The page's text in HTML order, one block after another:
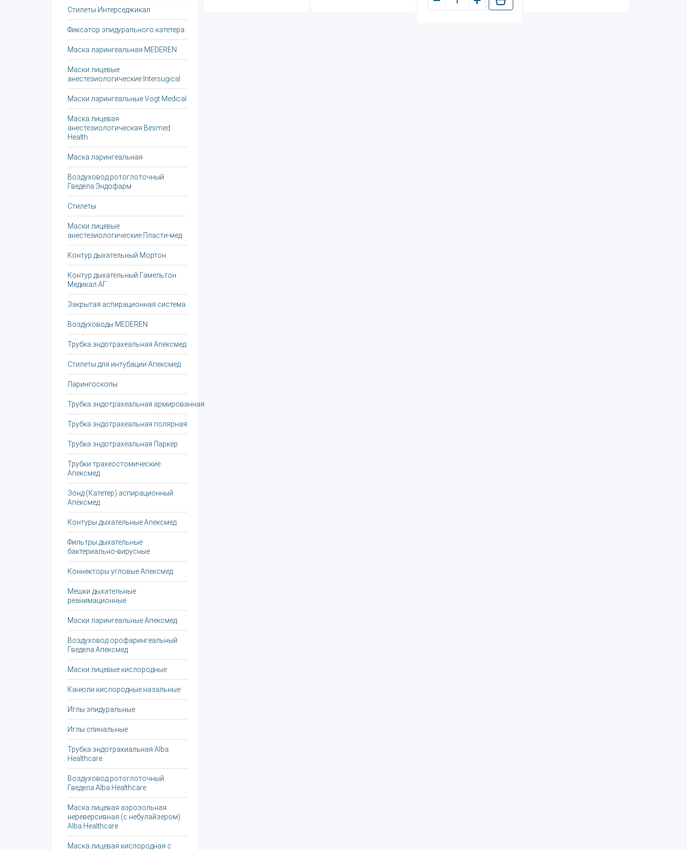
Стилеты Интерседжикал
Фиксатор эпидурального катетера
Маска ларингеальная MEDEREN
Маски лицевые
анестезиологические Intersugical
Маски ларингеальные Vogt Medical
Маска лицевая
анестезиологическая Besmed
Health
Маска ларингеальная
Воздуховод ротоглоточный
Гведела Эндофарм
Стилеты
Маски лицевые
анестезиологические Пласти-мед
Контур дыхательный Мортон
Контур дыхательный Гамельтон
Медикал АГ
Закрытая аспирационная система
Воздуховоды MEDEREN
Трубка эндотрахеальная Апексмед
Стилеты для интубации Апексмед
Ларингоскопы
Трубка эндотрахеальная армированная
Трубка эндотрахеальная полярная
Трубка эндотрахеальная Паркер
Трубки трахеостомические
Апексмед
Зонд (Катетер) аспирационный
Апексмед
Контуры дыхательные Апексмед
Фильтры дыхательные
бактериально-вирусные
Коннекторы угловые Апексмед
Мешки дыхательные
реанимационные
Маски ларингеальные Апексмед
Воздуховод орофарингеальный
Гведела Апексмед
Маски лицевые кислородные
Канюли кислородные назальные
Иглы эпидуральные
Иглы спинальные
Трубка эндотрахиальная Alba
Healthcare
Воздуховод ротоглоточный
Гведела Alba Healthcare
Маска лицевая аэрозольная
нереверсивная (с небулайзером)
Alba Healthcare
Маска лицевая кислородная с